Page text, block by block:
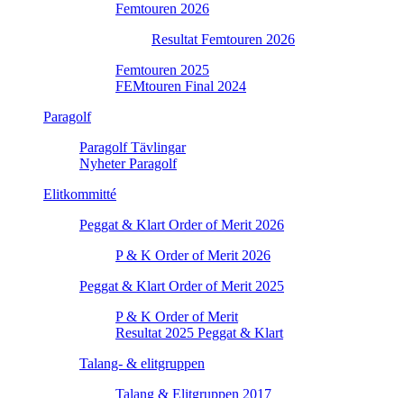
Femtouren 2026
Resultat Femtouren 2026
Femtouren 2025
FEMtouren Final 2024
Paragolf
Paragolf Tävlingar
Nyheter Paragolf
Elitkommitté
Peggat & Klart Order of Merit 2026
P & K Order of Merit 2026
Peggat & Klart Order of Merit 2025
P & K Order of Merit
Resultat 2025 Peggat & Klart
Talang- & elitgruppen
Talang & Elitgruppen 2017